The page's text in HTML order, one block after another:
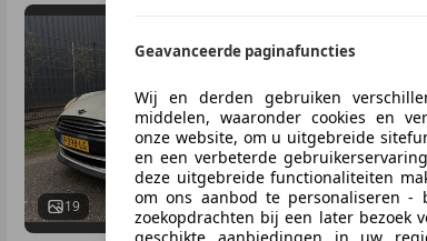
19 06/2014
Geavanceerde paginafuncties
Wij en derden gebruiken
middelen, waaronder cookies en
onze website, om u uitgebreide
en een verbeterde
deze uitgebreide functionaliteiten
om ons aanbod te personaliseren -
zoekopdrachten bij een later bezoek
geschikte aanbiedingen in uw